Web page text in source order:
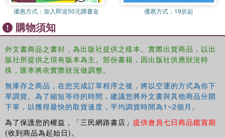
優惠方式： 加入即送50元購書金 優惠方式： 19折起
購物須知
外文書商品之書封，為出版社提供之樣本。實際出貨商品，以出
版社所提供之現有版本為主。部份書籍，因出版社供應狀況特
殊，匯率將依實際狀況做調整。
無庫存之商品，在您完成訂單程序之後，將以空運的方式為你下
單調貨。為了縮短等待的時間，建議您將外文書與其他商品分開
下單，以獲得最快的取貨速度，平均調貨時間為1~2個月。
為了保護您的權益，「三民網路書店」 提供會員七日商品鑑賞期
(收到商品為起始日)。